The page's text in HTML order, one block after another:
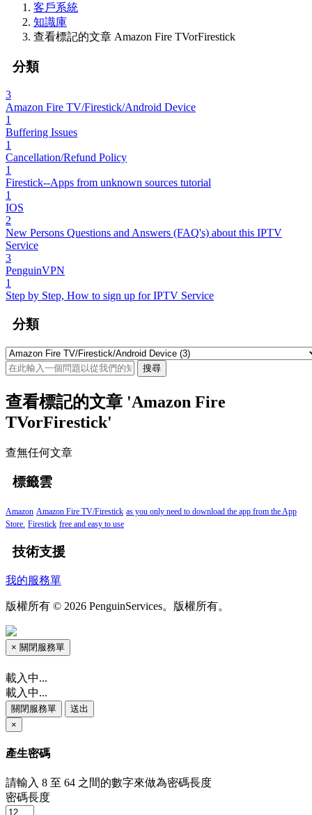
客戶系統
知識庫
查看標記的文章 Amazon Fire TVorFirestick
分類
3
Amazon Fire TV/Firestick/Android Device
1
Buffering Issues
1
Cancellation/Refund Policy
1
Firestick--Apps from unknown sources tutorial
1
IOS
2
New Persons Questions and Answers (FAQ's) about this IPTV
Service
3
PenguinVPN
1
Step by Step, How to sign up for IPTV Service
分類
查看標記的文章 'Amazon Fire
TVorFirestick'
查無任何文章
標籤雲
Amazon Amazon Fire TV/Firestick as you only need to download the app from the App
Store. Firestick free and easy to use
技術支援
我的服務單
版權所有 © 2026 PenguinServices。版權所有。
× 關閉服務單
載入中...
載入中...
關閉服務單
送出
×
產生密碼
請輸入 8 至 64 之間的數字來做為密碼長度
密碼長度